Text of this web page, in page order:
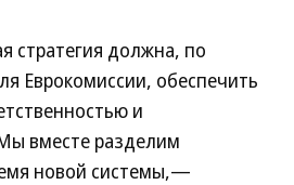
стратегия должна, по
Еврокомиссии, обеспечить
и
вместе разделим
новой системы,—